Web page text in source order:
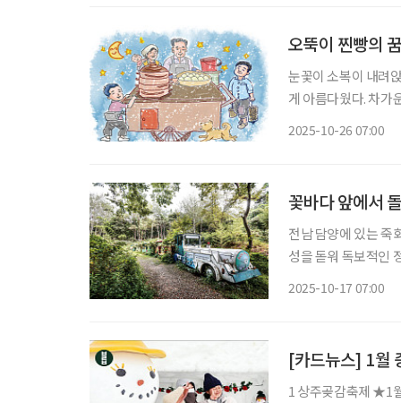
오뚝이 찐빵의 꿈
눈꽃이 소복이 내려
게 아름다웠다. 차가
2025-10-26 07:00
꽃바다 앞에서
전남 담양에 있는 죽
성을 돋워 독보적인
2025-10-17 07:00
[카드뉴스] 1월
1 상주곶감축제 ★1